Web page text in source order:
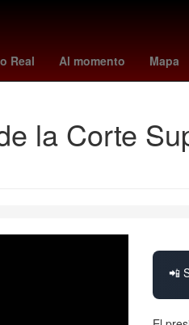
Real Al momento Mapa
loteria Argentina Harry Styles
la Corte
📲